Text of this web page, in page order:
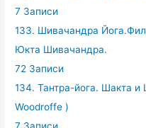
7 Записи
133. Шивачандра
Юкта Шивачандра.
72 Записи
134. Тантра-йога. Шакта
Woodroffe )